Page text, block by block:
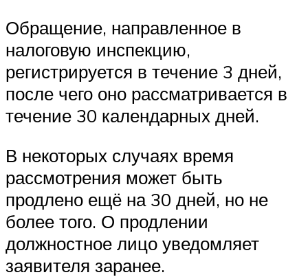
Обращение, направленное в
налоговую инспекцию,
регистрируется в течение 3 дней,
после чего оно рассматривается в
течение 30 календарных дней.
В некоторых случаях время
рассмотрения может быть
продлено ещё на 30 дней, но не
более того. О продлении
должностное лицо уведомляет
заявителя заранее.